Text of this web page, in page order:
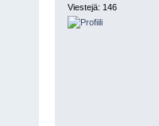
Viestejä: 146